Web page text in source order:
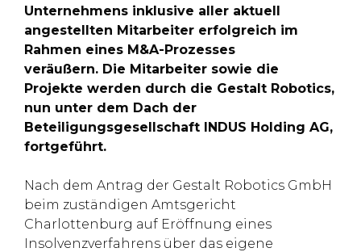
Unternehmens inklusive aller aktuell
angestellten Mitarbeiter erfolgreich im
Rahmen eines M&A-Prozesses
veräußern. Die Mitarbeiter sowie die
Projekte werden durch die Gestalt Robotics,
nun unter dem Dach der
Beteiligungsgesellschaft INDUS Holding AG,
fortgeführt.
Nach dem Antrag der Gestalt Robotics GmbH
beim zuständigen Amtsgericht
Charlottenburg auf Eröffnung eines
Insolvenzverfahrens über das eigene